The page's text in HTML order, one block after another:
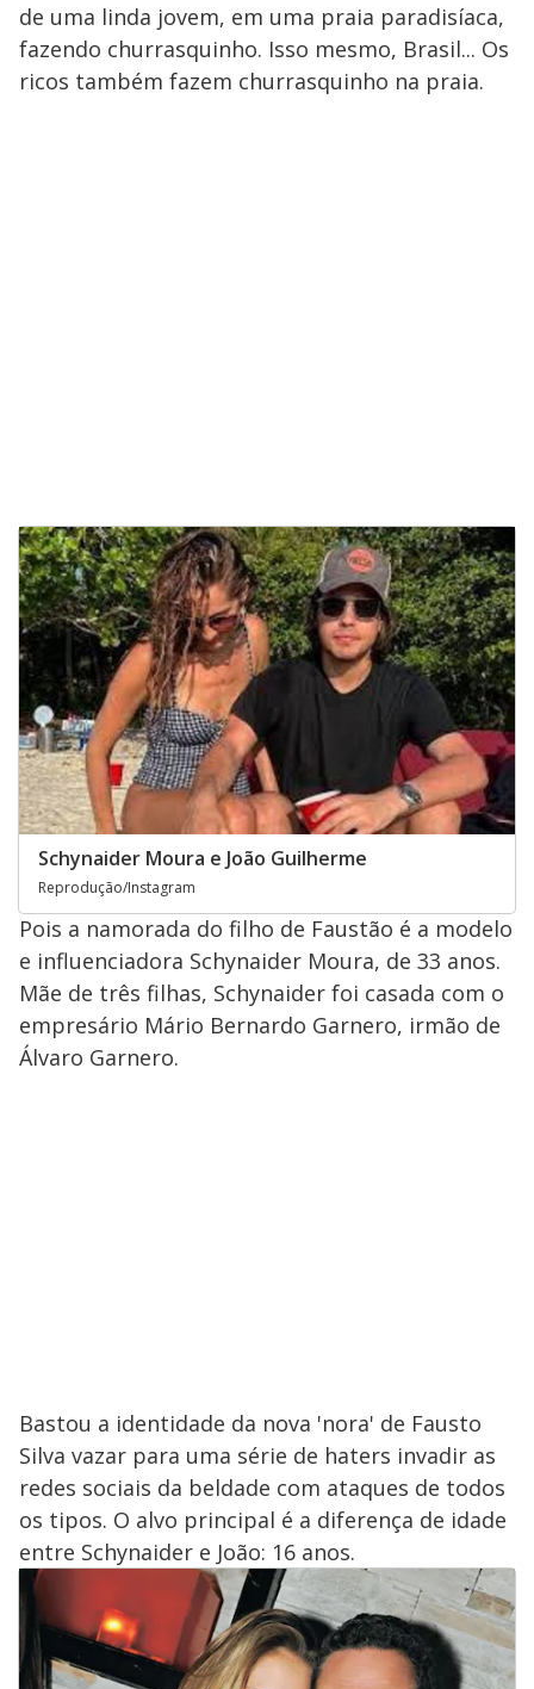
de uma linda jovem, em uma praia paradisíaca,
fazendo churrasquinho. Isso mesmo, Brasil... Os
ricos também fazem churrasquinho na praia.
Schynaider Moura e João Guilherme
Reprodução/Instagram
Pois a namorada do filho de Faustão é a modelo
e influenciadora Schynaider Moura, de 33 anos.
Mãe de três filhas, Schynaider foi casada com o
empresário Mário Bernardo Garnero, irmão de
Álvaro Garnero.
Bastou a identidade da nova 'nora' de Fausto
Silva vazar para uma série de haters invadir as
redes sociais da beldade com ataques de todos
os tipos. O alvo principal é a diferença de idade
entre Schynaider e João: 16 anos.